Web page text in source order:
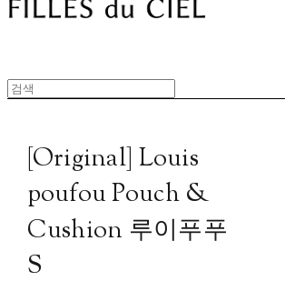
[Original] Louis
poufou Pouch &
Cushion 루이푸푸
S